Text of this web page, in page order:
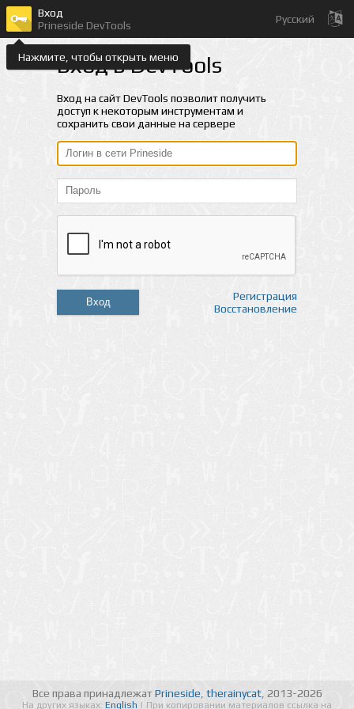
Нажмите, чтобы открыть меню
Вход
Prineside DevTools
Русский
Вход в DevTools
Вход на сайт DevTools позволит получить
доступ к некоторым инструментам и
сохранить свои данные на сервере
Вход
Регистрация
Восстановление
Все права принадлежатPrineside therainycat, 2013-2026
На других языках: English | При копировании материалов ссылка на